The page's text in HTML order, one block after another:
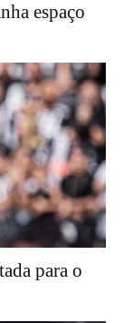
espaço
para o